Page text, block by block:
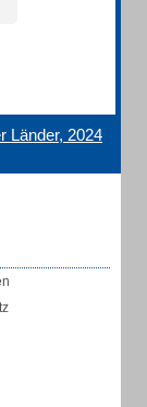
Länder, 2024